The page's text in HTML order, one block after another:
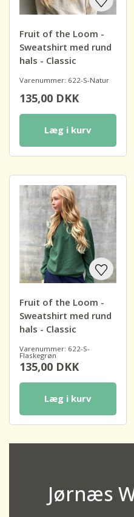
Fruit of the Loom -
Sweatshirt med rund
hals - Classic
Varenummer: 622-S-Natur
135,00 DKK
Læg i kurv
Fruit of the Loom -
Sweatshirt med rund
hals - Classic
Varenummer: 622-S-
Flaskegrøn
135,00 DKK
Læg i kurv
Jørnæs